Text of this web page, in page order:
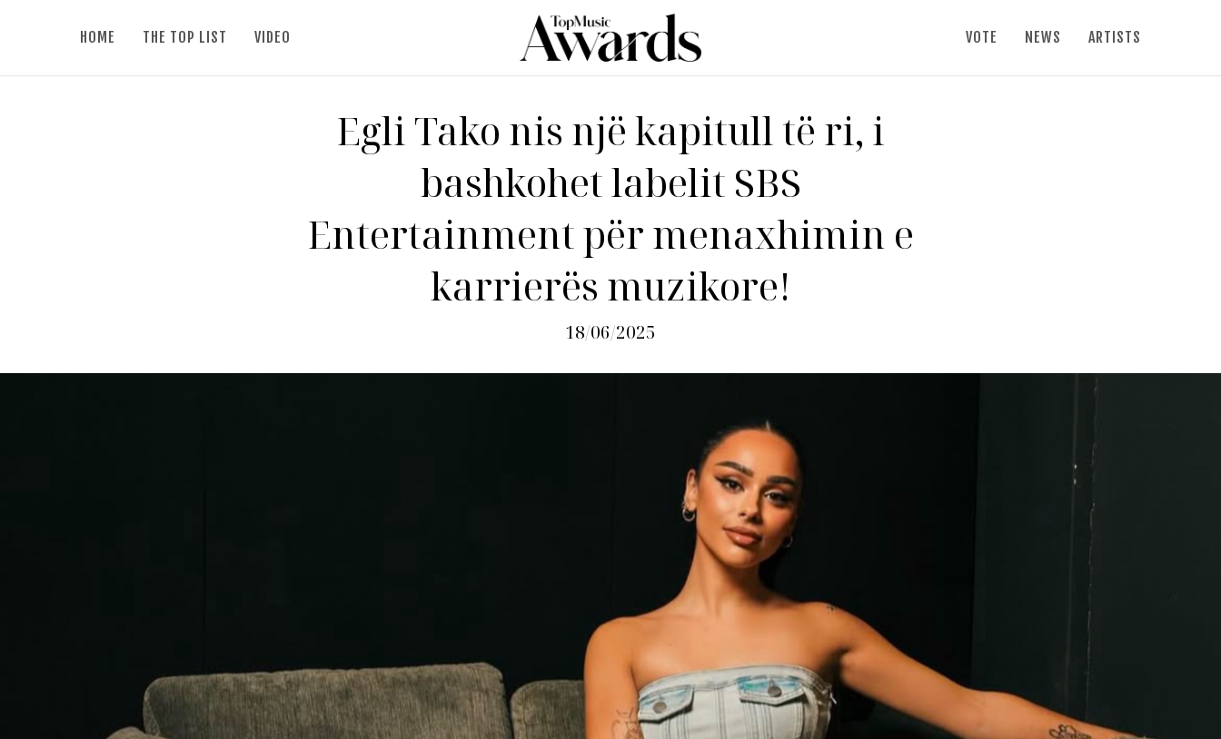
HOME THE TOP LIST VIDEO VOTE NEWS ARTISTS
Egli Tako nis një kapitull të ri, i
bashkohet labelit SBS
Entertainment për menaxhimin e
karrierës muzikore!
18/06/2025